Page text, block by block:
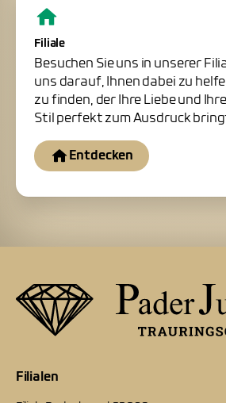
Filiale
Besuchen Sie uns in unserer
uns darauf, Ihnen dabei zu
zu finden, der Ihre Liebe und
Stil perfekt zum Ausdruck
Entdecken
Filialen